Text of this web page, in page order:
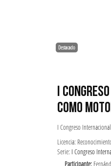
Destacado
I
COMO
I Congreso
Licencia:
Serie: I Congreso
Participante: